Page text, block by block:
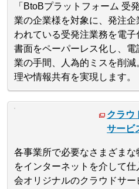
「BtoBプラットフォーム 受
業の企業様を対象に、発注
われている受発注業務を電子
書面をペーパーレス化し、
業の手間、人為的ミスを削
理や情報共有を実現します。
クラウ
サービ
各事業所で必要なさまざま
をインターネットを介して
会オリジナルのクラウドサ